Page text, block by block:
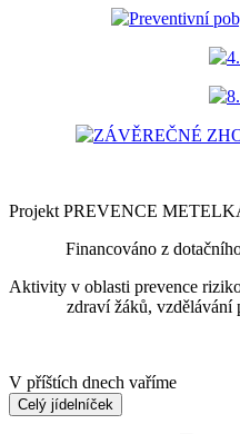
Preventivní
ZÁVĚREČNÉ
Projekt PREVENCE
Financováno z
Aktivity v oblasti prevence
zdraví žáků, vzdělávání
V příštích dnech vaříme
Celý jídelníček